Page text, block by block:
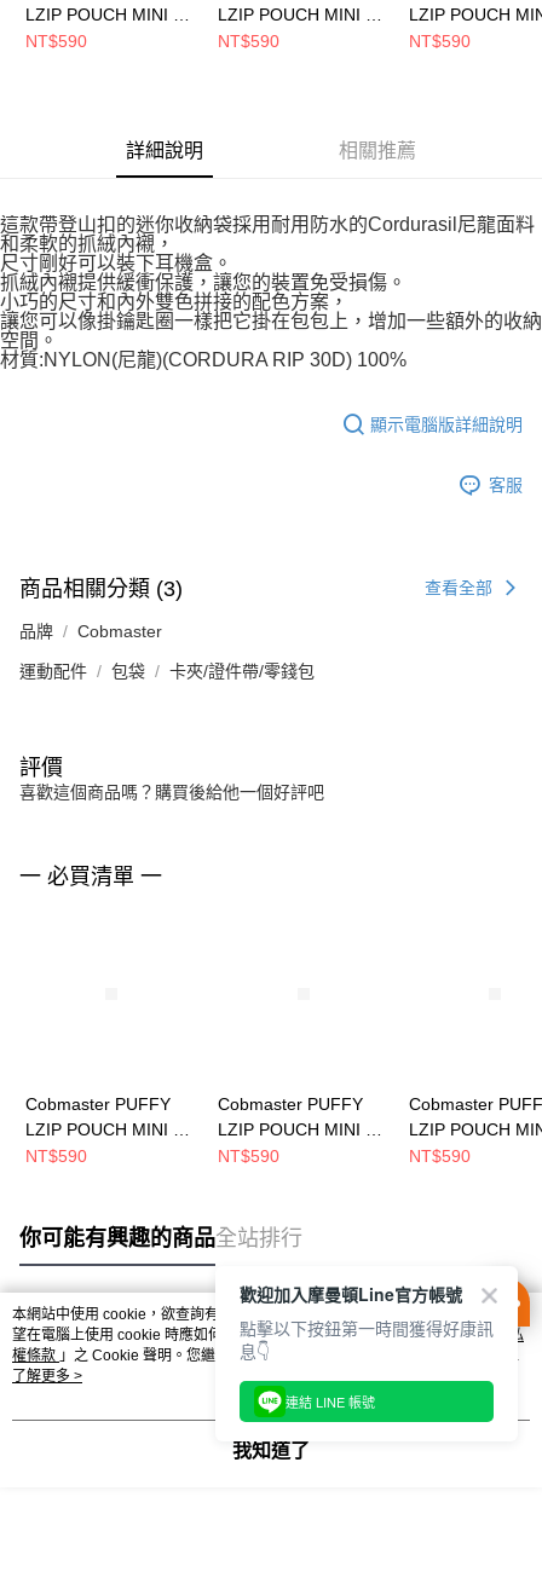
LZIP POUCH MINI 小
包 YELLOW
NT$590
LZIP POUCH MINI 小
包 BLACK
NT$590
LZIP POUCH
包 PINK
NT$590
詳細說明 相關推薦
這款帶登山扣的迷你收納袋採用耐用防水的Cordurasil尼龍面料
和柔軟的抓絨內襯，
尺寸剛好可以裝下耳機盒。
抓絨內襯提供緩衝保護，讓您的裝置免受損傷。
小巧的尺寸和內外雙色拼接的配色方案，
讓您可以像掛鑰匙圈一樣把它掛在包包上，增加一些額外的收納
空間。
材質:NYLON(尼龍)(CORDURA RIP 30D) 100%
顯示電腦版詳細說明
客服
商品相關分類 (3) 查看全部
品牌 Cobmaster
運動配件 包袋 卡夾/證件帶/零錢包
評價
喜歡這個商品嗎？購買後給他一個好評吧
一 必買清單 一
Cobmaster PUFFY
LZIP POUCH MINI 小
包 YELLOW
NT$590
Cobmaster PUFFY
LZIP POUCH MINI 小
包 BLACK
NT$590
Cobmaster
LZIP POUCH
包 PINK
NT$590
你可能有興趣的商品全站排行
熱門標籤
本網站中使用 cookie，欲查詢有關本網站使用 cookie 方式之詳情，及若您不希
望在電腦上使用 cookie 時應如何變更電腦的 cookie 設定，請參閱本網站「
隱私
權條款 」之 Cookie 聲明。您繼續使用本網站即表示您同意本公司得按本網站使
用條款之 Cookie 聲明使用 cookie。
了解更多 >
我知道了
歡迎加入摩曼頓Line官方帳號
點擊以下按鈕第一時間獲得好康訊
息👇
連結 LINE 帳號